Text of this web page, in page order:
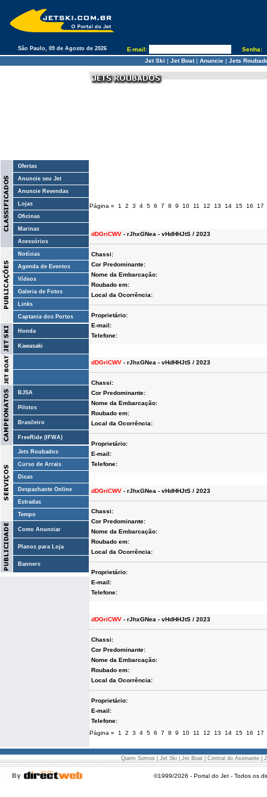
São Paulo, 09 de Agosto de 2026 E-mail:
Senha:
Jet Ski | Jet Boat| Anuncie| Jets
Ofertas
Anuncie seu Jet
Anuncie Revendas
Lojas
Oficinas
Marinas
Acessórios
Notícias
Agenda de Eventos
Vídeos
Galeria de Fotos
Links
Captania dos Portos
Honda
Kawasaki
BJSA
Pilotos
Brasileiro
FreeRide (IFWA)
Jets Roubados
Curso de Arrais
Dicas
Despachante Online
Estradas
Tempo
Como Anunciar
Planos para Loja
Banners
Página « 1 2 3 4 5 6 7 8 9 10 11 12 13 14 15 16 17
dDGriCWV - rJhxGNea - vHdHHJtS / 2023
Chassi:
Cor Predominante:
Nome da Embarcação:
Roubado em:
Local da Ocorrência:
Proprietário:
E-mail:
Telefone:
dDGriCWV - rJhxGNea - vHdHHJtS / 2023
Chassi:
Cor Predominante:
Nome da Embarcação:
Roubado em:
Local da Ocorrência:
Proprietário:
E-mail:
Telefone:
dDGriCWV - rJhxGNea - vHdHHJtS / 2023
Chassi:
Cor Predominante:
Nome da Embarcação:
Roubado em:
Local da Ocorrência:
Proprietário:
E-mail:
Telefone:
dDGriCWV - rJhxGNea - vHdHHJtS / 2023
Chassi:
Cor Predominante:
Nome da Embarcação:
Roubado em:
Local da Ocorrência:
Proprietário:
E-mail:
Telefone:
Página « 1 2 3 4 5 6 7 8 9 10 11 12 13 14 15 16 17
Quem Somos Jet Ski Jet Boat Central do Assinante
©1999/2026 - Portal do Jet - Todos os